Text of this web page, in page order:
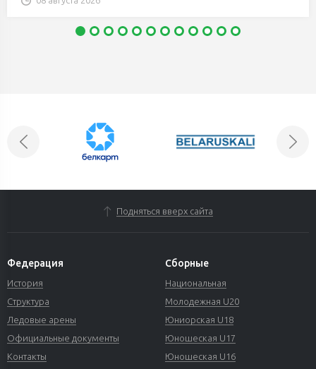
Подняться вверх сайта
Федерация
История
Структура
Ледовые арены
Официальные документы
Контакты
Сборные
Национальная
Молодежная U20
Юниорская U18
Юношеская U17
Юношеская U16